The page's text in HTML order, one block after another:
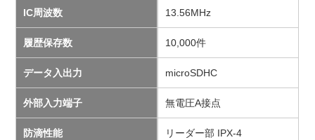
IC周波数 13.56MHz
履歴保存数 10,000件
データ入出力 microSDHC
外部入力端子 無電圧A接点
防滴性能 リーダー部 IPX-4